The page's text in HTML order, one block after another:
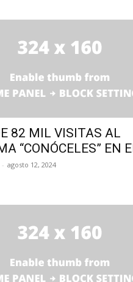
82 MIL VISITAS AL
“CONÓCELES” EN
- agosto 12, 2024